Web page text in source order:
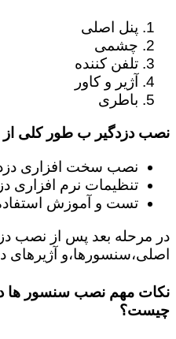
پنل اصلی
چشمی
تلفن کننده
آژیر و کاور
باطری
نصب دزدگیر ب طور کلی از 3 قسمت تشکیل میشود :
نصب سخت افزاری
تنظیمات نرم افزاری
تست و آموزش استفاده
در مرحله بعد پس از نصب
اصلی،سنسورها،و آژیرهای
نکات مهم نصب سنسور ها
چیست؟